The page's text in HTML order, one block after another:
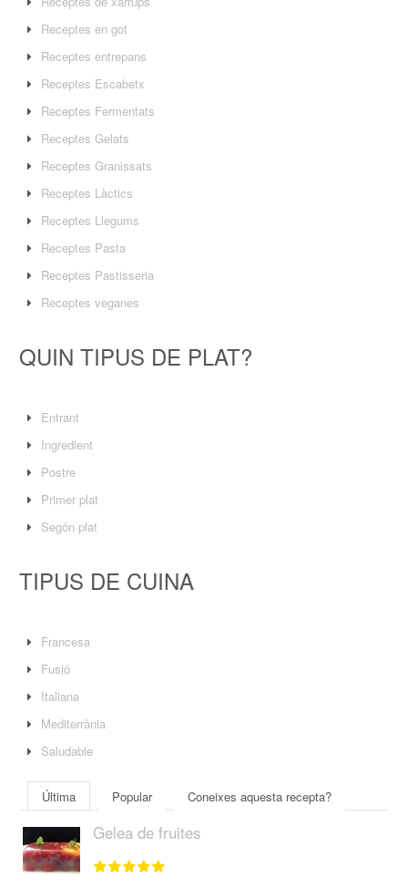
Receptes en got
Receptes entrepans
Receptes Escabetx
Receptes Fermentats
Receptes Gelats
Receptes Granissats
Receptes Làctics
Receptes Llegums
Receptes Pasta
Receptes Pastisseria
Receptes veganes
QUIN TIPUS DE PLAT?
Entrant
Ingredient
Postre
Primer plat
Segón plat
TIPUS DE CUINA
Francesa
Fusió
Italiana
Mediterrània
Saludable
Última Popular Coneixes aquesta recepta?
Gelea de fruites